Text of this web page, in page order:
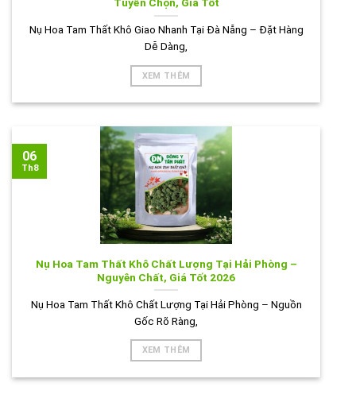
Nụ Hoa Tam Thất Khô Giao Nhanh Tại Đà Nẵng – Đặt Hàng
Dễ Dàng,
XEM THÊM
Nụ Hoa Tam Thất Khô Chất Lượng Tại Hải Phòng –
Nguyên Chất, Giá Tốt 2026
Nụ Hoa Tam Thất Khô Chất Lượng Tại Hải Phòng – Nguồn
Gốc Rõ Ràng,
XEM THÊM
06
Th8